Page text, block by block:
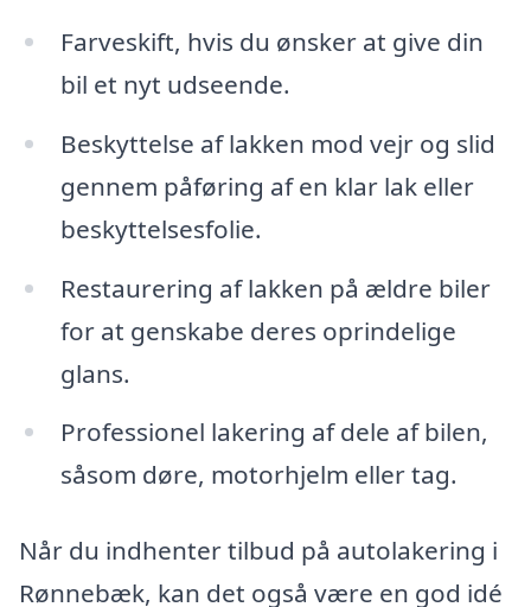
Farveskift, hvis du ønsker at give din
bil et nyt udseende.
Beskyttelse af lakken mod vejr og slid
gennem påføring af en klar lak eller
beskyttelsesfolie.
Restaurering af lakken på ældre biler
for at genskabe deres oprindelige
glans.
Professionel lakering af dele af bilen,
såsom døre, motorhjelm eller tag.
Når du indhenter tilbud på autolakering i
Rønnebæk, kan det også være en god idé